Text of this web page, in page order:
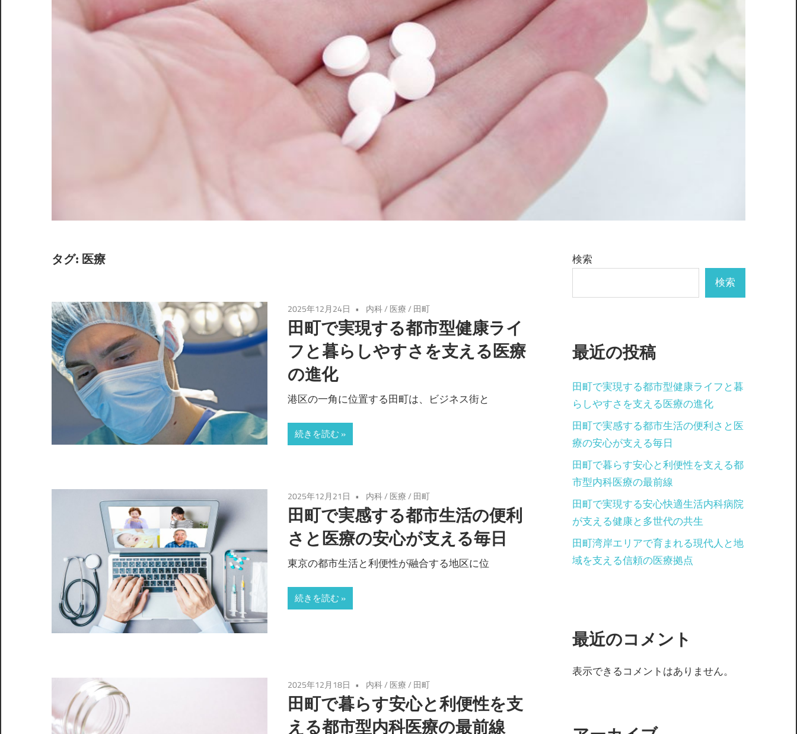
体
を
現
し
ま
し
ょ
う！
タグ: 医療
2025年12月24日 内科/ 医療/ 田町
田町で実現する都市型健康ライ
フと暮らしやすさを支える医療
の進化
港区の一角に位置する田町は、ビジネス街と
続きを読む
2025年12月21日 内科/ 医療/ 田町
田町で実感する都市生活の便利
さと医療の安心が支える毎日
東京の都市生活と利便性が融合する地区に位
続きを読む
2025年12月18日 内科/ 医療/ 田町
田町で暮らす安心と利便性を支
える都市型内科医療の最前線
検索
検索
最近の投稿
田町で実現する都市型健康ライフと暮
らしやすさを支える医療の進化
田町で実感する都市生活の便利さと医
療の安心が支える毎日
田町で暮らす安心と利便性を支える都
市型内科医療の最前線
田町で実現する安心快適生活内科病院
が支える健康と多世代の共生
田町湾岸エリアで育まれる現代人と地
域を支える信頼の医療拠点
最近のコメント
表示できるコメントはありません。